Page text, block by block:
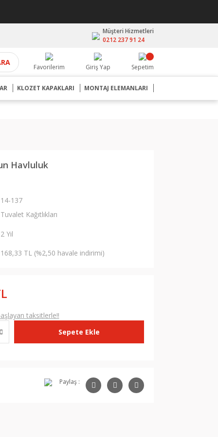
Müşteri Hizmetleri
0212 237 91 24
Favorilerim Giriş Yap Sepetim
KLOZET KAPAKLARI MONTAJ ELEMANLARI
Havluluk
14-137
Tuvalet Kağıtlıkları
2 Yıl
168,33 TL (%2,50 havale indirimi)
taksitlerle!!
Sepete Ekle
Paylaş :